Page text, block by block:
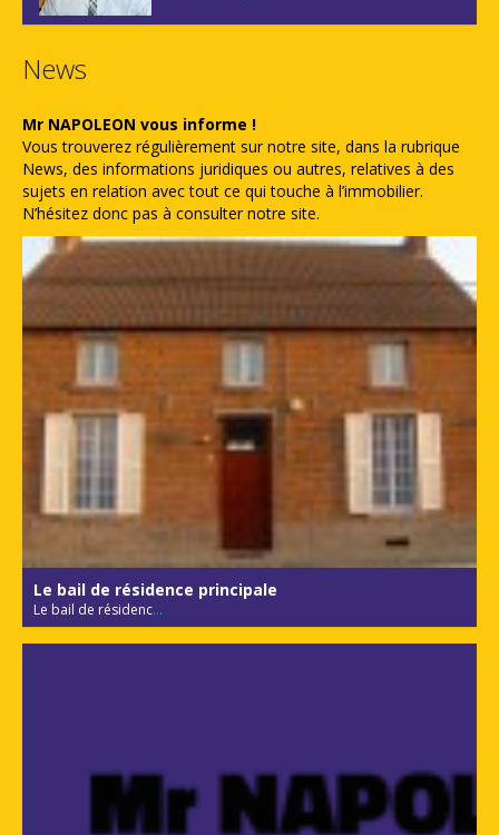
News
Mr NAPOLEON vous informe !
Vous trouverez régulièrement sur notre site, dans la rubrique
News, des informations juridiques ou autres, relatives à des
sujets en relation avec tout ce qui touche à l’immobilier.
N’hésitez donc pas à consulter notre site.
Le bail de résidence principale
Le bail de résidenc...